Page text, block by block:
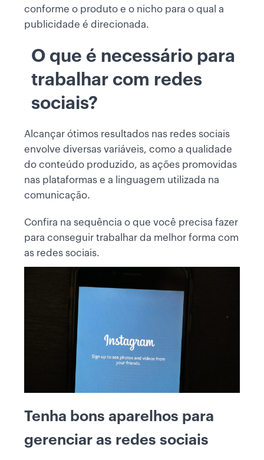
conforme o produto e o nicho para o qual a
publicidade é direcionada.
O que é necessário para
trabalhar com redes
sociais?
Alcançar ótimos resultados nas redes sociais
envolve diversas variáveis, como a qualidade
do conteúdo produzido, as ações promovidas
nas plataformas e a linguagem utilizada na
comunicação.
Confira na sequência o que você precisa fazer
para conseguir trabalhar da melhor forma com
as redes sociais.
Tenha bons aparelhos para
gerenciar as redes sociais